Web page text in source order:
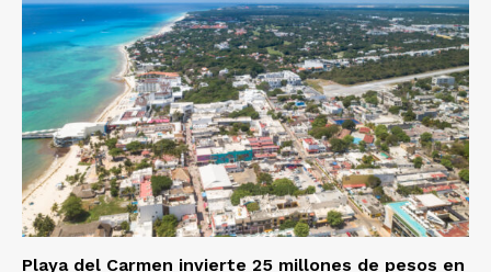
Playa del Carmen invierte 25 millones de pesos en